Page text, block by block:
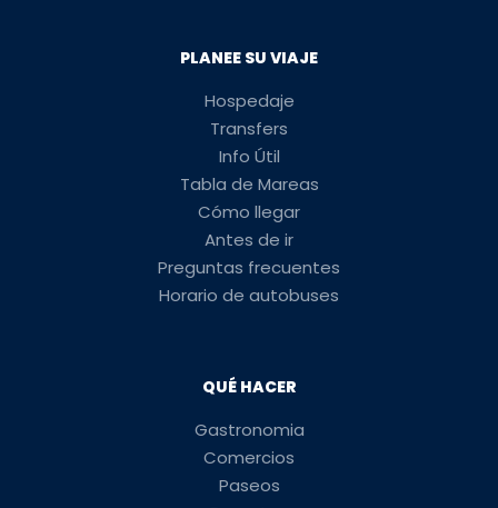
PLANEE SU VIAJE
Hospedaje
Transfers
Info Útil
Tabla de Mareas
Cómo llegar
Antes de ir
Preguntas frecuentes
Horario de autobuses
QUÉ HACER
Gastronomia
Comercios
Paseos